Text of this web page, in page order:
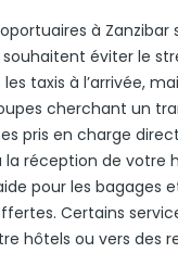
à Zanzibar
éviter le
taxis à l’arrivée,
cherchant un
pris en charge
la réception de votre
pour les bagages
Certains
hôtels ou vers des